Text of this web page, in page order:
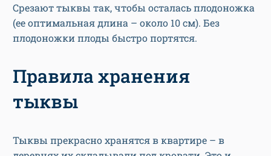
Срезают тыквы так, чтобы осталась плодоножка
(ее оптимальная длина – около 10 см). Без
плодоножки плоды быстро портятся.
Правила хранения
тыквы
Тыквы прекрасно хранятся в квартире – в